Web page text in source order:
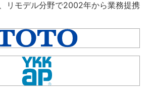
リモデル分野で2002年から業務提携